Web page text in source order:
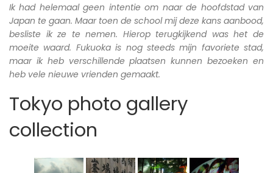
Ik had helemaal geen intentie om naar de hoofdstad van
Japan te gaan. Maar toen de school mij deze kans aanbood,
besliste ik ze te nemen. Hierop terugkijkend was het de
moeite waard. Fukuoka is nog steeds mijn favoriete stad,
maar ik heb verschillende plaatsen kunnen bezoeken en
heb vele nieuwe vrienden gemaakt.
Tokyo photo gallery
collection